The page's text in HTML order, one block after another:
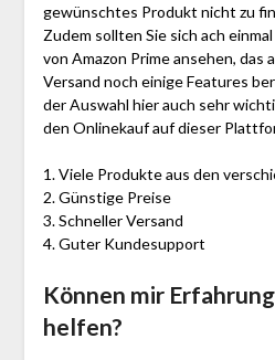
gewünschtes Produkt nicht zu
Zudem sollten Sie sich ach
von Amazon Prime ansehen, das
Versand noch einige Features
der Auswahl hier auch sehr
den Onlinekauf auf dieser
1. Viele Produkte aus den
2. Günstige Preise
3. Schneller Versand
4. Guter Kundesupport
Können mir
helfen?